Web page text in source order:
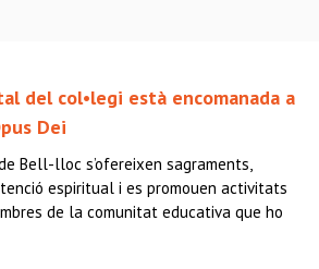
del col•legi està encomanada a
Dei
Bell-lloc s’ofereixen sagraments,
espiritual i es promouen activitats
de la comunitat educativa que ho